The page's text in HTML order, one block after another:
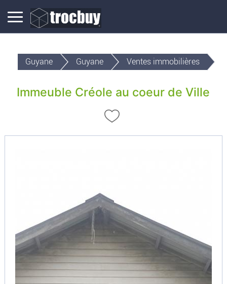
Guyane Guyane Ventes immobilières
Immeuble Créole au coeur de Ville